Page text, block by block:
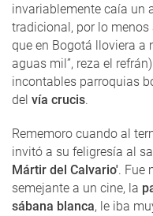
invariablemente caía un
tradicional, por lo
que en Bogotá lloviera a
aguas mil”, reza el
incontables parroquias
del vía crucis.
Rememoro cuando al
invitó a su feligresía al
Mártir del Calvario'. Fue
semejante a un cine, la
sábana blanca, le iba